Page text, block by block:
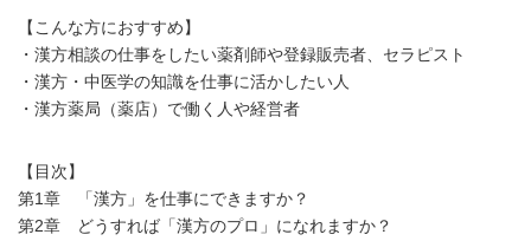
【こんな方におすすめ】
・漢方相談の仕事をしたい薬剤師や登録販売者、セラピスト
・漢方・中医学の知識を仕事に活かしたい人
・漢方薬局（薬店）で働く人や経営者
【目次】
第1章 「漢方」を仕事にできますか？
第2章 どうすれば「漢方のプロ」になれますか？